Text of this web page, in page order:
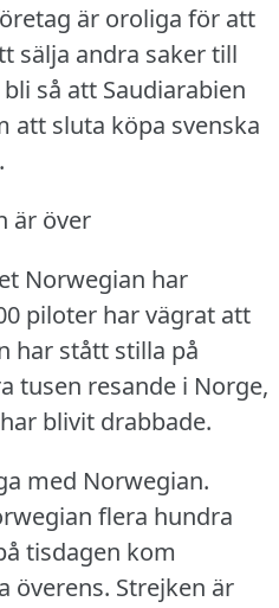
är oroliga för att
sälja andra saker till
så att Saudiarabien
att sluta köpa svenska
är över
Norwegian har
piloter har vägrat att
har stått stilla på
tusen resande i Norge,
blivit drabbade.
med Norwegian.
flera hundra
tisdagen kom
överens. Strejken är